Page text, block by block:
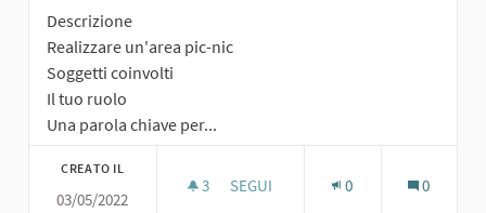
Descrizione
Realizzare un'area pic-nic
Soggetti coinvolti
Il tuo ruolo
Una parola chiave per...
CREATO IL
03/05/2022
3 3 SOSTENITORI
SEGUI 0 0